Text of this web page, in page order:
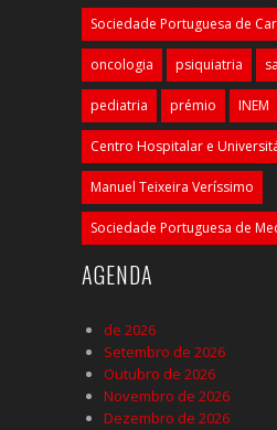
Sociedade Portuguesa de
oncologia psiquiatria
pediatria prémio INEM
Centro Hospitalar e
Manuel Teixeira Veríssimo
Sociedade Portuguesa de
AGENDA
de 2026
Setembro de 2026
Outubro de 2026
Novembro de 2026
Dezembro de 2026